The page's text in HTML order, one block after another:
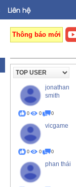
Liên hệ
Thông báo mới
jonathan
smith
0 0 0
vicgame
0 0 0
phan thái